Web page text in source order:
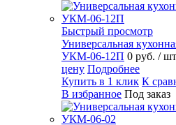
Быстрый просмотр
Универсальная
УКМ-06-12П 0 руб. / шт
цену Подробнее
Купить в 1 клик К
В избранное Под заказ